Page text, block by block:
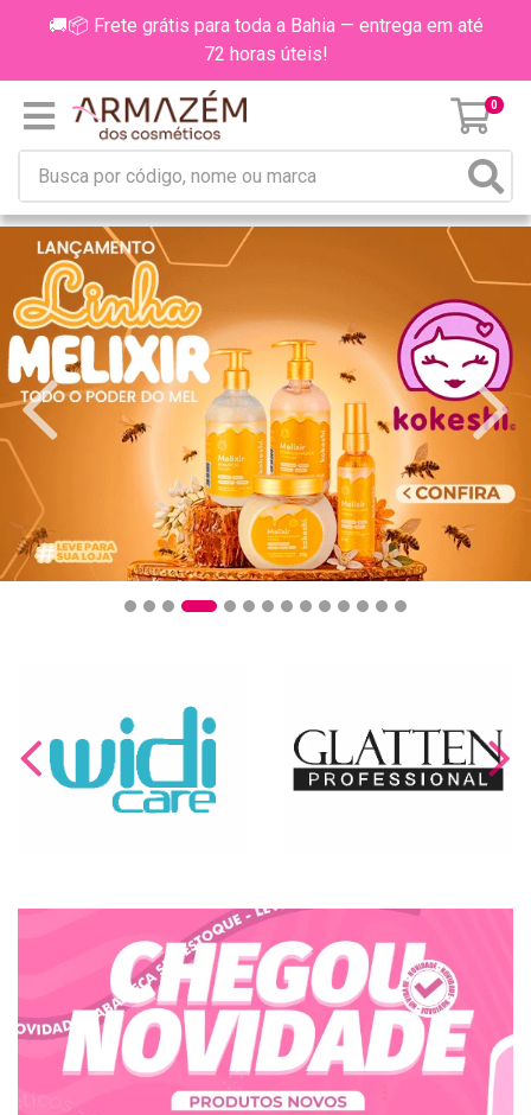
🚚📦 Frete grátis para toda a Bahia — entrega em até
72 horas úteis!
0